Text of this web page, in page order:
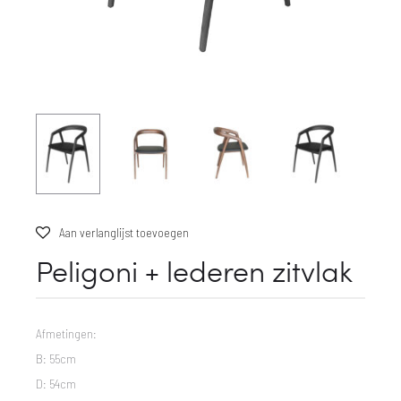
Aan verlanglijst toevoegen
Peligoni + lederen zitvlak
Afmetingen:
B: 55cm
D: 54cm